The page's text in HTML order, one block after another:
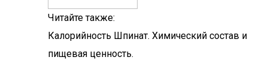
Читайте также:
Калорийность Шпинат. Химический состав и
пищевая ценность.